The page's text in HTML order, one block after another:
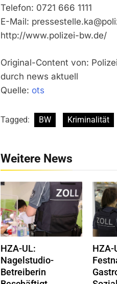
Telefon: 0721 666 1111
E-Mail:
http://www.polizei-bw.de/
Original-Content von:
durch news aktuell
Quelle: ots
Tagged: BW Kriminalität
Weitere News
HZA-UL:
Nagelstudio-
Betreiberin
HZA-